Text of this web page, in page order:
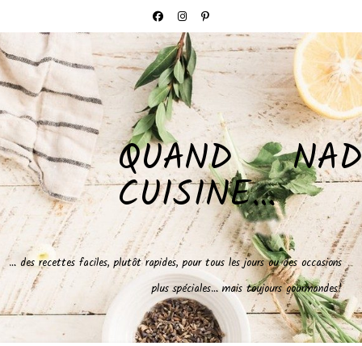
QUAND NAD
CUISINE…
… des recettes faciles, plutôt rapides, pour tous les jours ou des occasions
plus spéciales… mais toujours gourmandes!